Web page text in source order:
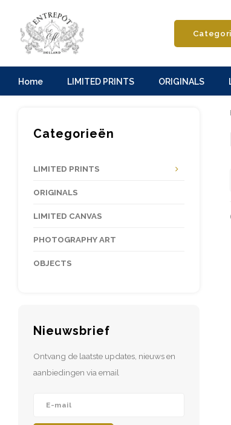
Home LIMITED PRINTS ORIGINALS
Categorieën
LIMITED PRINTS
ORIGINALS
LIMITED CANVAS
PHOTOGRAPHY ART
OBJECTS
Nieuwsbrief
Ontvang de laatste updates, nieuws en
aanbiedingen via email